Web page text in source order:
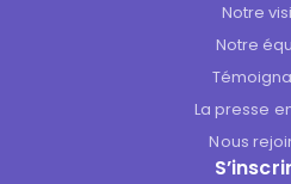
Notre
Notre
La presse
Nous